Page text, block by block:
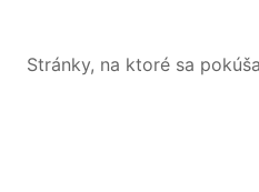
Stránky, na ktoré sa